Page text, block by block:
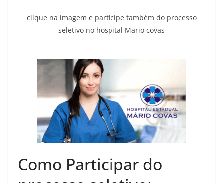
clique na imagem e participe também do processo
seletivo no hospital Mario covas
Como Participar do